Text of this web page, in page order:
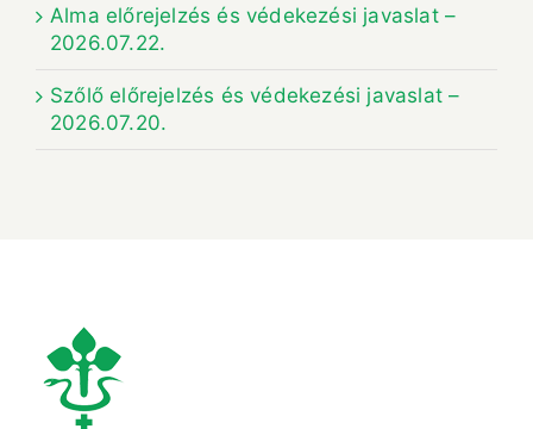
Alma előrejelzés és védekezési javaslat –
2026.07.22.
Szőlő előrejelzés és védekezési javaslat –
2026.07.20.